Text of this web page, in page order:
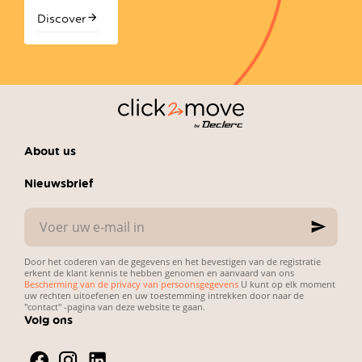
nettoyage
avec les
chiffons
Discover
Nieuwsbrief
Voer
e-
mail
in
Door het coderen van de gegevens en het bevestigen van de registratie
erkent de klant kennis te hebben genomen en aanvaard van ons
Bescherming van de privacy van persoonsgegevens U kunt op elk moment
uw rechten uitoefenen en uw toestemming intrekken door naar de
"contact" -pagina van deze website te gaan.
About us
Volg ons